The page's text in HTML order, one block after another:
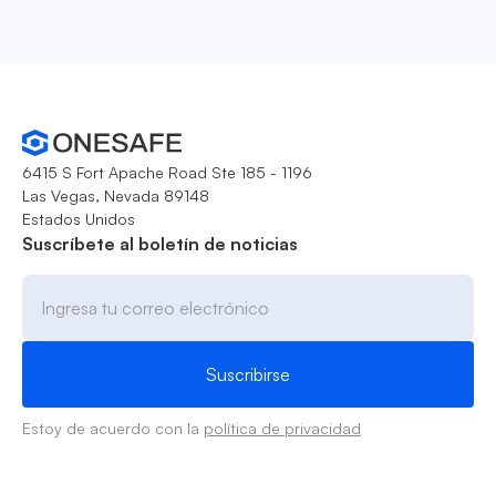
6415 S Fort Apache Road Ste 185 - 1196
Las Vegas, Nevada 89148
Estados Unidos
Suscríbete al boletín de noticias
Estoy de acuerdo con la política de privacidad